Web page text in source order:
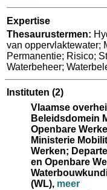
Expertise
Thesaurustermen:
van oppervlaktewater;
Permanentie; Risico;
Waterbeheer;
Instituten (2)
Vlaamse
Beleidsdomein
Openbare
Ministerie
Werken;
en Openbare
(WL), meer